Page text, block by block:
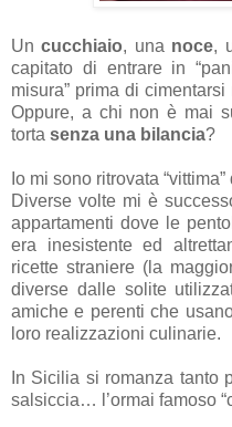
Uncucchiaio, una noce,
capitato di entrare in
misura” prima di
Oppure, a chi non è mai
torta senza una bilancia?
Io mi sono ritrovata
Diverse volte mi è
appartamenti dove le
era inesistente ed
ricette straniere (la
diverse dalle solite
amiche e perenti che
loro realizzazioni culinarie.
In Sicilia si romanza tanto
salsiccia… l’ormai famoso